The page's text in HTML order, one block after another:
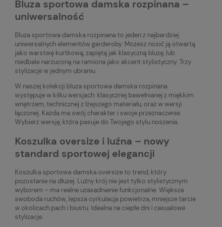
Bluza sportowa damska rozpinana –
uniwersalność
Bluza sportowa damska rozpinana to jeden z najbardziej
uniwersalnych elementów garderoby. Możesz nosić ją otwartą
jako warstwę kurtkową, zapiętą jak klasyczną bluzę, lub
niedbale narzuconą na ramiona jako akcent stylistyczny. Trzy
stylizacje w jednym ubraniu.
W naszej kolekcji bluza sportowa damska rozpinana
występuje w kilku wersjach: klasycznej bawełnianej z miękkim
wnętrzem, technicznej z lżejszego materiału, oraz w wersji
łączonej. Każda ma swój charakter i swoje przeznaczenie.
Wybierz wersję, która pasuje do Twojego stylu noszenia.
Koszulka oversize i luźna – nowy
standard sportowej elegancji
Koszulka sportowa damska oversize to trend, który
pozostanie na dłużej. Luźny krój nie jest tylko stylistycznym
wyborem – ma realne uzasadnienie funkcjonalne. Większa
swoboda ruchów, lepsza cyrkulacja powietrza, mniejsze tarcie
w okolicach pach i biustu. Idealna na ciepłe dni i casualowe
stylizacje.